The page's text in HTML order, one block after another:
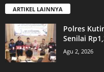
ARTIKEL LAINNYA
Polres
Senilai
Agu 2, 2026